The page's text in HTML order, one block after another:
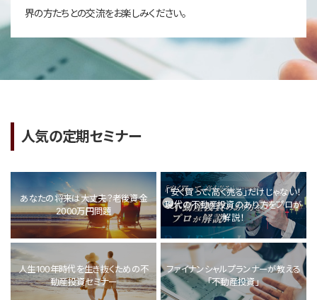
界の方たちとの交流をお楽しみください。
人気の定期セミナー
あなたの将来は大丈夫？老後資金
2000万円問題
「安く買って、高く売る」だけじゃない！
現代の不動産投資のあり方をプロが
解説！
人生100年時代を生き抜くための不
動産投資セミナー
ファイナンシャルプランナーが教える
「不動産投資」